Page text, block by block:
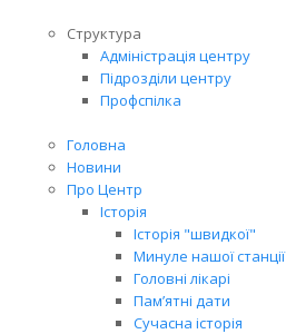
Структура
Адміністрація центру
Підрозділи центру
Профспілка
Головна
Новини
Про Центр
Історія
Історія "швидкої"
Минуле нашої станції
Головні лікарі
Пам’ятні дати
Сучасна історія